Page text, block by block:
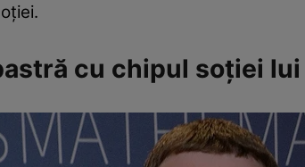
cu chipul soției